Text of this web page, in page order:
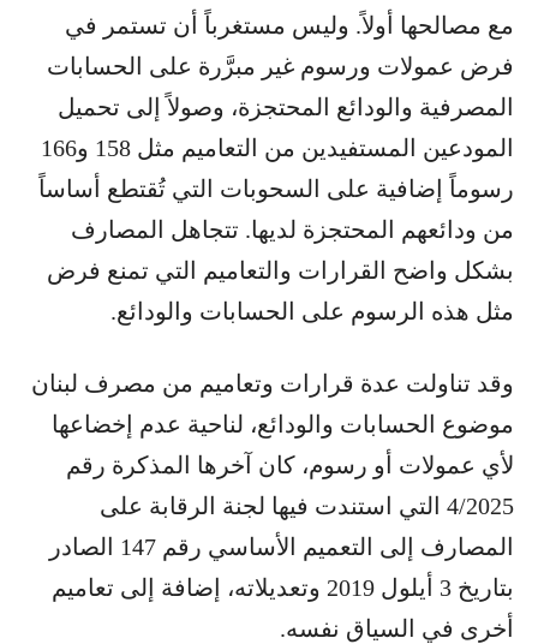
مع مصالحها أولاً. وليس مستغرباً أن تستمر في
فرض عمولات ورسوم غير مبرَّرة على الحسابات
المصرفية والودائع المحتجزة، وصولاً إلى تحميل
المودعين المستفيدين من التعاميم مثل 158 و166
رسوماً إضافية على السحوبات التي تُقتطع أساساً
من ودائعهم المحتجزة لديها. تتجاهل المصارف
بشكل واضح القرارات والتعاميم التي تمنع فرض
مثل هذه الرسوم على الحسابات والودائع.
وقد تناولت عدة قرارات وتعاميم من مصرف لبنان
موضوع الحسابات والودائع، لناحية عدم إخضاعها
لأي عمولات أو رسوم، كان آخرها المذكرة رقم
4/2025 التي استندت فيها لجنة الرقابة على
المصارف إلى التعميم الأساسي رقم 147 الصادر
بتاريخ 3 أيلول 2019 وتعديلاته، إضافة إلى تعاميم
أخرى في السياق نفسه.